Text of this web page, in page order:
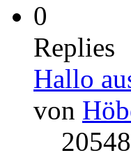
0
Replies
Hallo
von
20548